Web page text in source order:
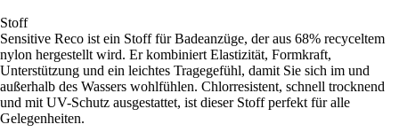
Stoff
Sensitive Reco ist ein Stoff für Badeanzüge, der aus 68% recyceltem
nylon hergestellt wird. Er kombiniert Elastizität, Formkraft,
Unterstützung und ein leichtes Tragegefühl, damit Sie sich im und
außerhalb des Wassers wohlfühlen. Chlorresistent, schnell trocknend
und mit UV-Schutz ausgestattet, ist dieser Stoff perfekt für alle
Gelegenheiten.